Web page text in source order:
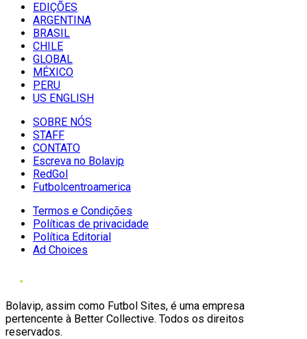
EDIÇÕES
ARGENTINA
BRASIL
CHILE
GLOBAL
MÉXICO
PERU
US ENGLISH
SOBRE NÓS
STAFF
CONTATO
Escreva no Bolavip
RedGol
Futbolcentroamerica
Termos e Condições
Políticas de privacidade
Política Editorial
Ad Choices
Bolavip, assim como Futbol Sites, é uma empresa
pertencente à Better Collective. Todos os direitos
reservados.